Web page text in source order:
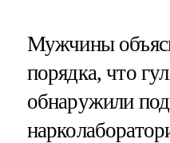
Мужчины
порядка, что
обнаружили